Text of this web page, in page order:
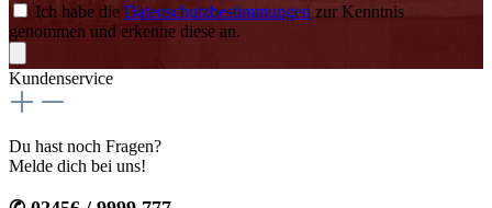
Ich habe die Datenschutzbestimmungen zur Kenntnis
genommen und erkenne diese an.
Kundenservice
Du hast noch Fragen?
Melde dich bei uns!